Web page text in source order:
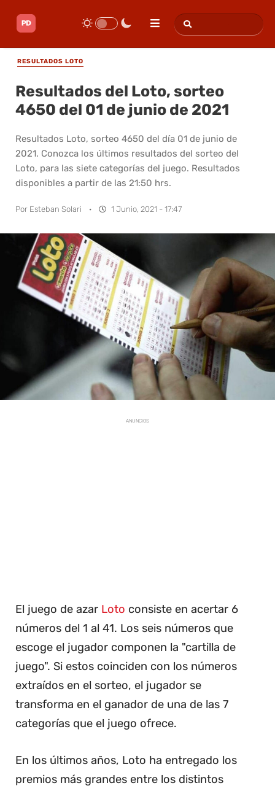
RESULTADOS LOTO
Resultados del Loto, sorteo
4650 del 01 de junio de 2021
Resultados Loto, sorteo 4650 del día 01 de junio de
2021. Conozca los últimos resultados del sorteo del
Loto, para las siete categorías del juego. Resultados
disponibles a partir de las 21:50 hrs.
Por Esteban Solari · 1 Junio, 2021 - 17:47
ANUNCIOS
El juego de azar Loto consiste en acertar 6
números del 1 al 41. Los seis números que
escoge el jugador componen la "cartilla de
juego". Si estos coinciden con los números
extraídos en el sorteo, el jugador se
transforma en el ganador de una de las 7
categorías que el juego ofrece.
En los últimos años, Loto ha entregado los
premios más grandes entre los distintos